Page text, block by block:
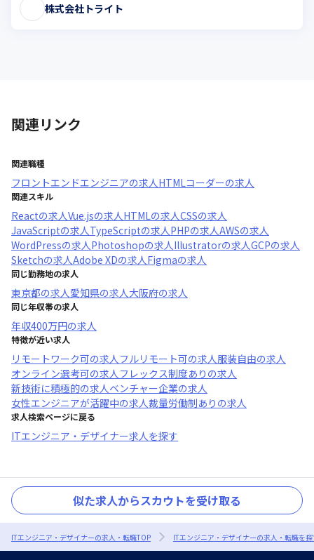
株式会社トライト
関連リンク
関連職種
フロントエンドエンジニアの求人HTMLコーダーの求人
関連スキル
Reactの求人Vue.jsの求人HTMLの求人CSSの求人
JavaScriptの求人TypeScriptの求人PHPの求人AWSの求人
WordPressの求人Photoshopの求人Illustratorの求人GCPの求人
Sketchの求人Adobe XDの求人Figmaの求人
同じ勤務地の求人
東京都の求人愛知県の求人大阪府の求人
同じ年収帯の求人
年収400万円の求人
特徴が近い求人
リモートワーク可の求人フルリモート可の求人服装自由の求人
オンライン選考可の求人フレックス制度あり の求人
新技術に積極的の求人ベンチャー企業の求人
女性エンジニアが活躍中の求人裁量労働制あり の求人
求人検索ページに戻る
ITエンジニア・デザイナー求人を探す
似た求人からスカウトを受け取る
ITエンジニア・デザイナーの求人・転職TOP ITエンジニア・デザイナーの求人・転職を